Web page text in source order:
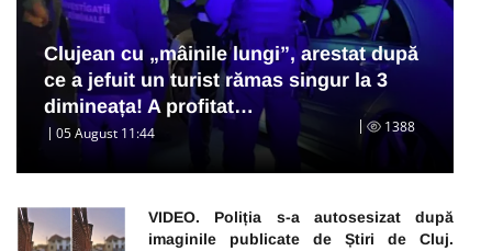
Clujean cu „mâinile lungi”, arestat după
ce a jefuit un turist rămas singur la 3
dimineața! A profitat…
05 August 11:44 1388
VIDEO. Poliția s-a autosesizat după
imaginile publicate de Știri de Cluj.